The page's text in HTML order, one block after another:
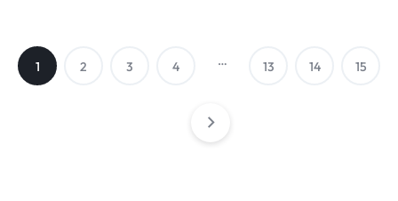
1 2 3 4 … 13 14 15